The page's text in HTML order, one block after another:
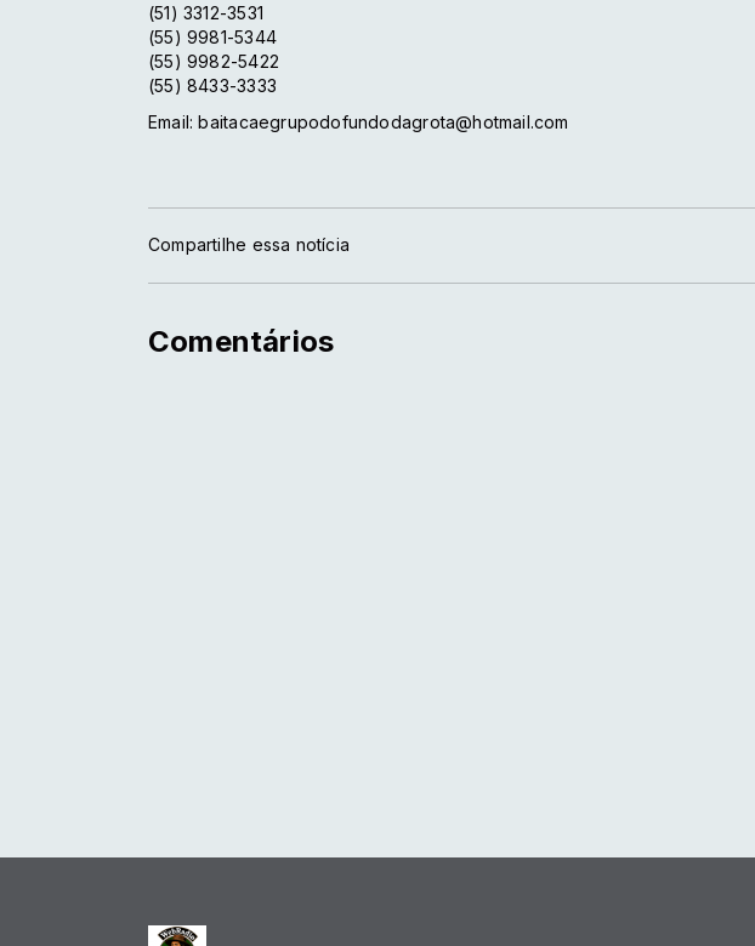
(51) 3312-3531
(55) 9981-5344
(55) 9982-5422
(55) 8433-3333
Email: baitacaegrupodofundodagrota@hotmail.com
Compartilhe essa notícia
Comentários